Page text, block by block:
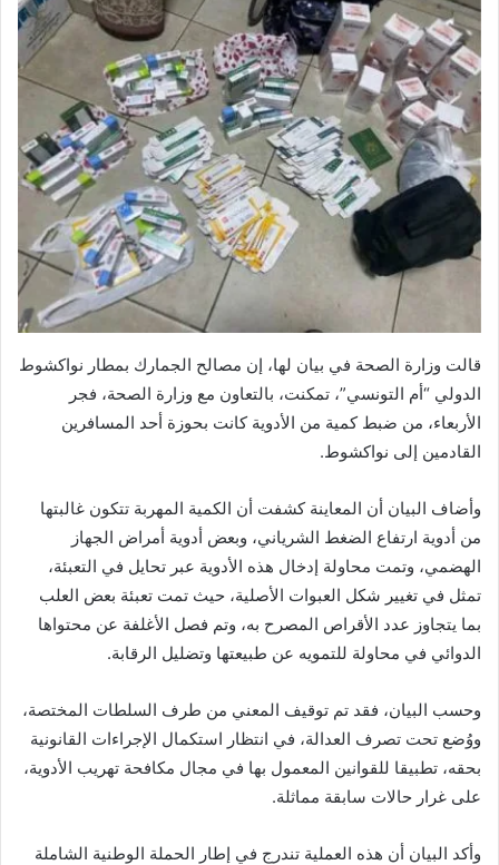
قالت وزارة الصحة في بيان لها، إن مصالح الجمارك بمطار نواكشوط
الدولي “أم التونسي”، تمكنت، بالتعاون مع وزارة الصحة، فجر
الأربعاء، من ضبط كمية من الأدوية كانت بحوزة أحد المسافرين
القادمين إلى نواكشوط.
وأضاف البيان أن المعاينة كشفت أن الكمية المهربة تتكون غالبتها
من أدوية ارتفاع الضغط الشرياني، وبعض أدوية أمراض الجهاز
الهضمي، وتمت محاولة إدخال هذه الأدوية عبر تحايل في التعبئة،
تمثل في تغيير شكل العبوات الأصلية، حيث تمت تعبئة بعض العلب
بما يتجاوز عدد الأقراص المصرح به، وتم فصل الأغلفة عن محتواها
الدوائي في محاولة للتمويه عن طبيعتها وتضليل الرقابة.
وحسب البيان، فقد تم توقيف المعني من طرف السلطات المختصة،
ووُضع تحت تصرف العدالة، في انتظار استكمال الإجراءات القانونية
بحقه، تطبيقا للقوانين المعمول بها في مجال مكافحة تهريب الأدوية،
على غرار حالات سابقة مماثلة.
وأكد البيان أن هذه العملية تندرج في إطار الحملة الوطنية الشاملة